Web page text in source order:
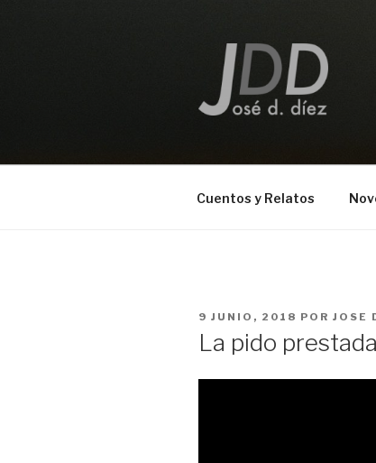
Cuentos y Relatos
PUBLICADO
9 JUNIO, 2018 POR JOSE
La pido